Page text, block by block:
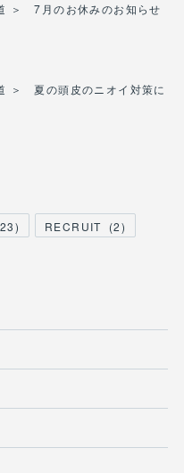
＞ 7月のお休みのお知らせ
＞ 夏の頭皮のニオイ対策に
) RECRUIT (2)